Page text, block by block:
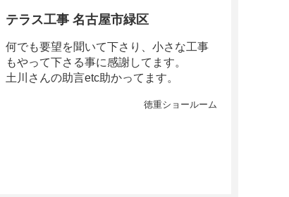
テラス工事 名古屋市緑区
何でも要望を聞いて下さり、小さな工事
もやって下さる事に感謝してます。
土川さんの助言etc助かってます。
徳重ショールーム